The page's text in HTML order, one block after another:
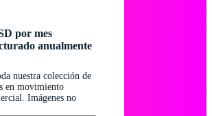
por mes
anualmente
nuestra colección de
en movimiento
Imágenes no